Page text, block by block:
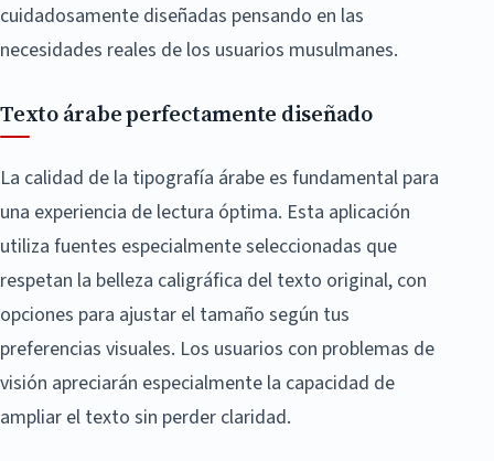
cuidadosamente diseñadas pensando en las
necesidades reales de los usuarios musulmanes.
Texto árabe perfectamente diseñado
La calidad de la tipografía árabe es fundamental para
una experiencia de lectura óptima. Esta aplicación
utiliza fuentes especialmente seleccionadas que
respetan la belleza caligráfica del texto original, con
opciones para ajustar el tamaño según tus
preferencias visuales. Los usuarios con problemas de
visión apreciarán especialmente la capacidad de
ampliar el texto sin perder claridad.